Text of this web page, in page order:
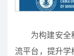
为构建安全
流平台，提升学